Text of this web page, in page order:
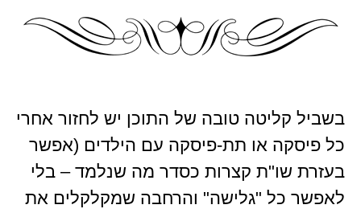
בשביל קליטה טובה של התוכן יש לחזור אחרי
כל פיסקה או תת-פיסקה עם הילדים (אפשר
בעזרת שו"ת קצרות כסדר מה שנלמד – בלי
לאפשר כל "גלישה" והרחבה שמקלקלים את